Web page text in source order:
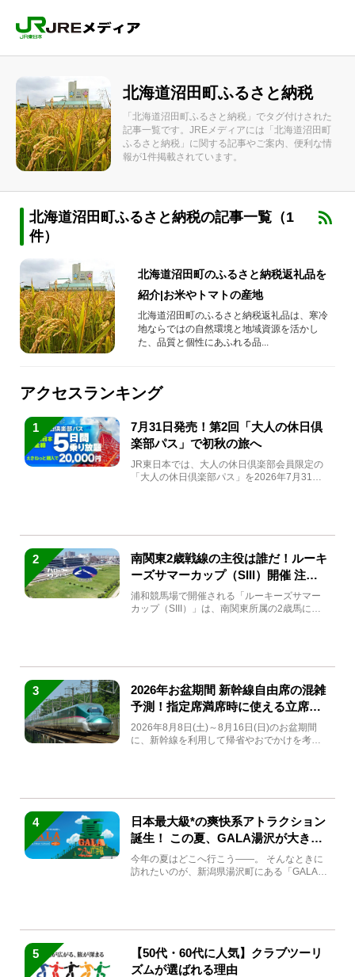
北海道沼田町ふるさと納税
「北海道沼田町ふるさと納税」でタグ付けされた
記事一覧です。JREメディアには「北海道沼田町
ふるさと納税」に関する記事やご案内、便利な情
報が1件掲載されています。
北海道沼田町ふるさと納税の記事一覧（1
件）
北海道沼田町のふるさと納税返礼品を
紹介|お米やトマトの産地
北海道沼田町のふるさと納税返礼品は、寒冷
地ならではの自然環境と地域資源を活かし
た、品質と個性にあふれる品...
アクセスランキング
1
7月31日発売！第2回「大人の休日倶
楽部パス」で初秋の旅へ
JR東日本では、大人の休日倶楽部会員限定の
「大人の休日倶楽部パス」を2026年7月31日
2
南関東2歳戦線の主役は誰だ！ルーキ
ーズサマーカップ（SIII）開催 注目
馬と見どころをチェック
浦和競馬場で開催される「ルーキーズサマー
カップ（SIII）」は、南関東所属の2歳馬によ
3
2026年お盆期間 新幹線自由席の混雑
予測！指定席満席時に使える立席特
急券も解説
2026年8月8日(土)～8月16日(日)のお盆期間
に、新幹線を利用して帰省やおでかけを考え
4
日本最大級*の爽快系アトラクション
誕生！ この夏、GALA湯沢が大きく
生まれ変わる
今年の夏はどこへ行こう――。 そんなときに
訪れたいのが、新潟県湯沢町にある「GALA湯
5
【50代・60代に人気】クラブツーリ
ズムが選ばれる理由